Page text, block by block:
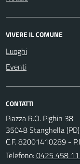
VIVERE IL COMUNE
Luoghi
Eventi
CONTATTI
Piazza R.O. Pighin 38
35048 Stanghella (PD)
C.F. 82001410289 -
Telefono:0425 458